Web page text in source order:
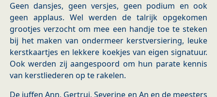
Geen dansjes, geen versjes, geen podium en ook
geen applaus. Wel werden de talrijk opgekomen
grootjes verzocht om mee een handje toe te steken
bij het maken van ondermeer kerstversiering, leuke
kerstkaartjes en lekkere koekjes van eigen signatuur.
Ook werden zij aangespoord om hun parate kennis
van kerstliederen op te rakelen.
De juffen Ann, Gertrui, Severine en An en de meesters